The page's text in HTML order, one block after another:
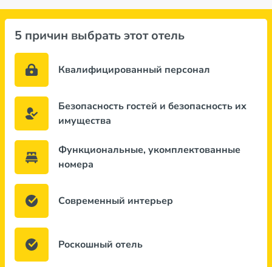
5 причин выбрать этот отель
Квалифицированный персонал
Безопасность гостей и безопасность их
имущества
Функциональные, укомплектованные
номера
Современный интерьер
Роскошный отель